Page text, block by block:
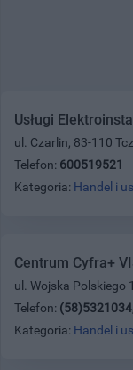
Usługi
ul. Czarlin, 83-110
Telefon: 600519521
Kategoria: Handel i
Centrum Cyfra+
ul. Wojska Polskiego
Telefon:
Kategoria: Handel i